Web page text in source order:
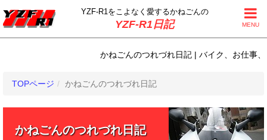
MENU
YZF-R1をこよなく 愛するかねごんの
YZF-R1日記
かねごんのつれづれ日記 | バイク、お仕事
TOPページ かねごんのつれづれ日記
かねごんのつれづれ日記